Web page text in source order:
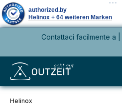
principaleContattaci facilmente a |
Helinox